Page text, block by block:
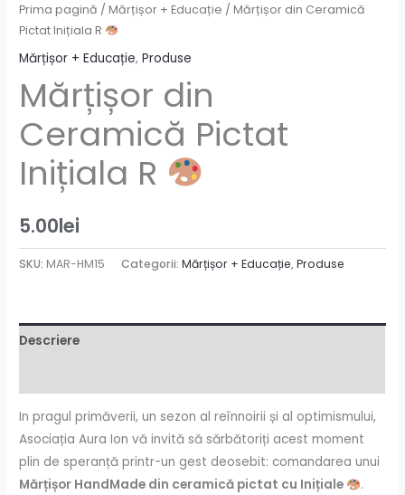
Prima pagină /Mărțișor + Educație / Mărțișor din Ceramică
Pictat Inițiala R
Mărțișor + Educație,Produse
Mărțișor din
Ceramică Pictat
Inițiala R
5.00lei
SKU: MAR-HM15 Categorii:Mărțișor + Educație,Produse
Descriere
In pragul primăverii, un sezon al reînnoirii și al optimismului,
Asociația Aura Ion vă invită să sărbătoriți acest moment
plin de speranță printr-un gest deosebit: comandarea unui
Mărțișor HandMade din ceramică pictat cu Inițiale
.